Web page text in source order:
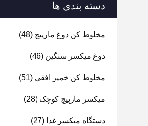
دسته بندی ها
مخلوط کن دوغ مارپیچ (48)
دوغ میکسر سنگین (46)
مخلوط کن خمیر افقی (51)
میکسر مارپیچ کوچک (28)
دستگاه میکسر غذا (27)